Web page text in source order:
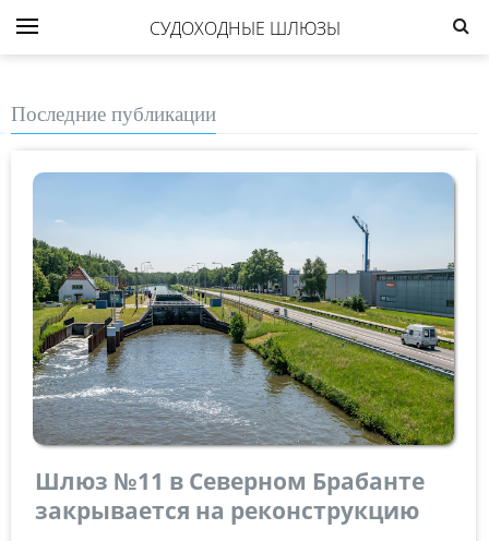
СУДОХОДНЫЕ ШЛЮЗЫ
Последние публикации
Шлюз №11 в Северном Брабанте
закрывается на реконструкцию